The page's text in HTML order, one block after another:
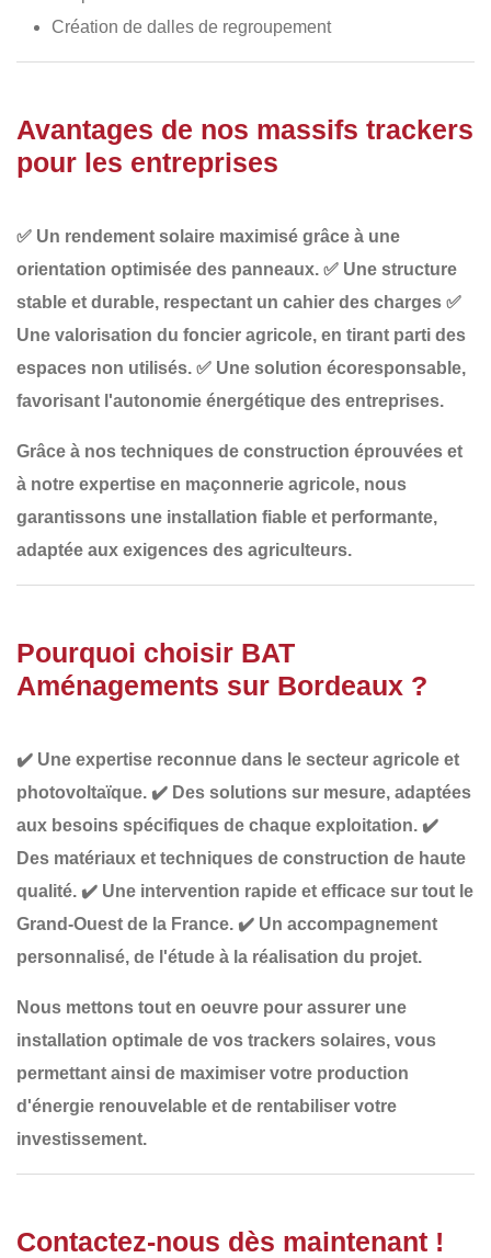
Création de dalles de regroupement
Avantages de nos massifs trackers
pour les entreprises
✅ Un rendement solaire maximisé grâce à une
orientation optimisée des panneaux. ✅ Une structure
stable et durable, respectant un cahier des charges ✅
Une valorisation du foncier agricole, en tirant parti des
espaces non utilisés. ✅ Une solution écoresponsable,
favorisant l'autonomie énergétique des entreprises.
Grâce à nos techniques de construction éprouvées et
à notre expertise en maçonnerie agricole, nous
garantissons une installation fiable et performante,
adaptée aux exigences des agriculteurs.
Pourquoi choisir BAT
Aménagements sur Bordeaux ?
✔️ Une expertise reconnue dans le secteur agricole et
photovoltaïque. ✔️ Des solutions sur mesure, adaptées
aux besoins spécifiques de chaque exploitation. ✔️
Des matériaux et techniques de construction de haute
qualité. ✔️ Une intervention rapide et efficace sur tout le
Grand-Ouest de la France. ✔️ Un accompagnement
personnalisé, de l'étude à la réalisation du projet.
Nous mettons tout en oeuvre pour assurer une
installation optimale de vos trackers solaires, vous
permettant ainsi de maximiser votre production
d'énergie renouvelable et de rentabiliser votre
investissement.
Contactez-nous dès maintenant !